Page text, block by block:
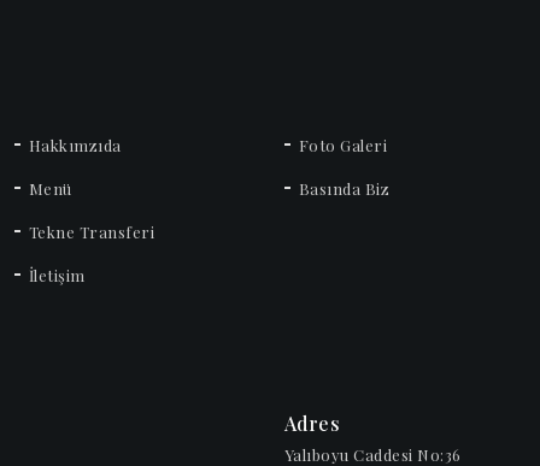
Hakkımzıda
Menü
Tekne Transferi
İletişim
Foto Galeri
Basında Biz
Adres
Yalıboyu Caddesi No:36